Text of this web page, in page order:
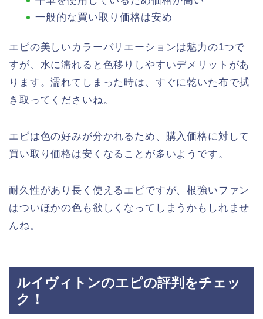
一般的な買い取り価格は安め
エピの美しいカラーバリエーションは魅力の1つで
すが、水に濡れると色移りしやすいデメリットがあ
ります。濡れてしまった時は、すぐに乾いた布で拭
き取ってくださいね。
エピは色の好みが分かれるため、購入価格に対して
買い取り価格は安くなることが多いようです。
耐久性があり長く使えるエピですが、根強いファン
はついほかの色も欲しくなってしまうかもしれませ
んね。
ルイヴィトンのエピの評判をチェッ
ク！